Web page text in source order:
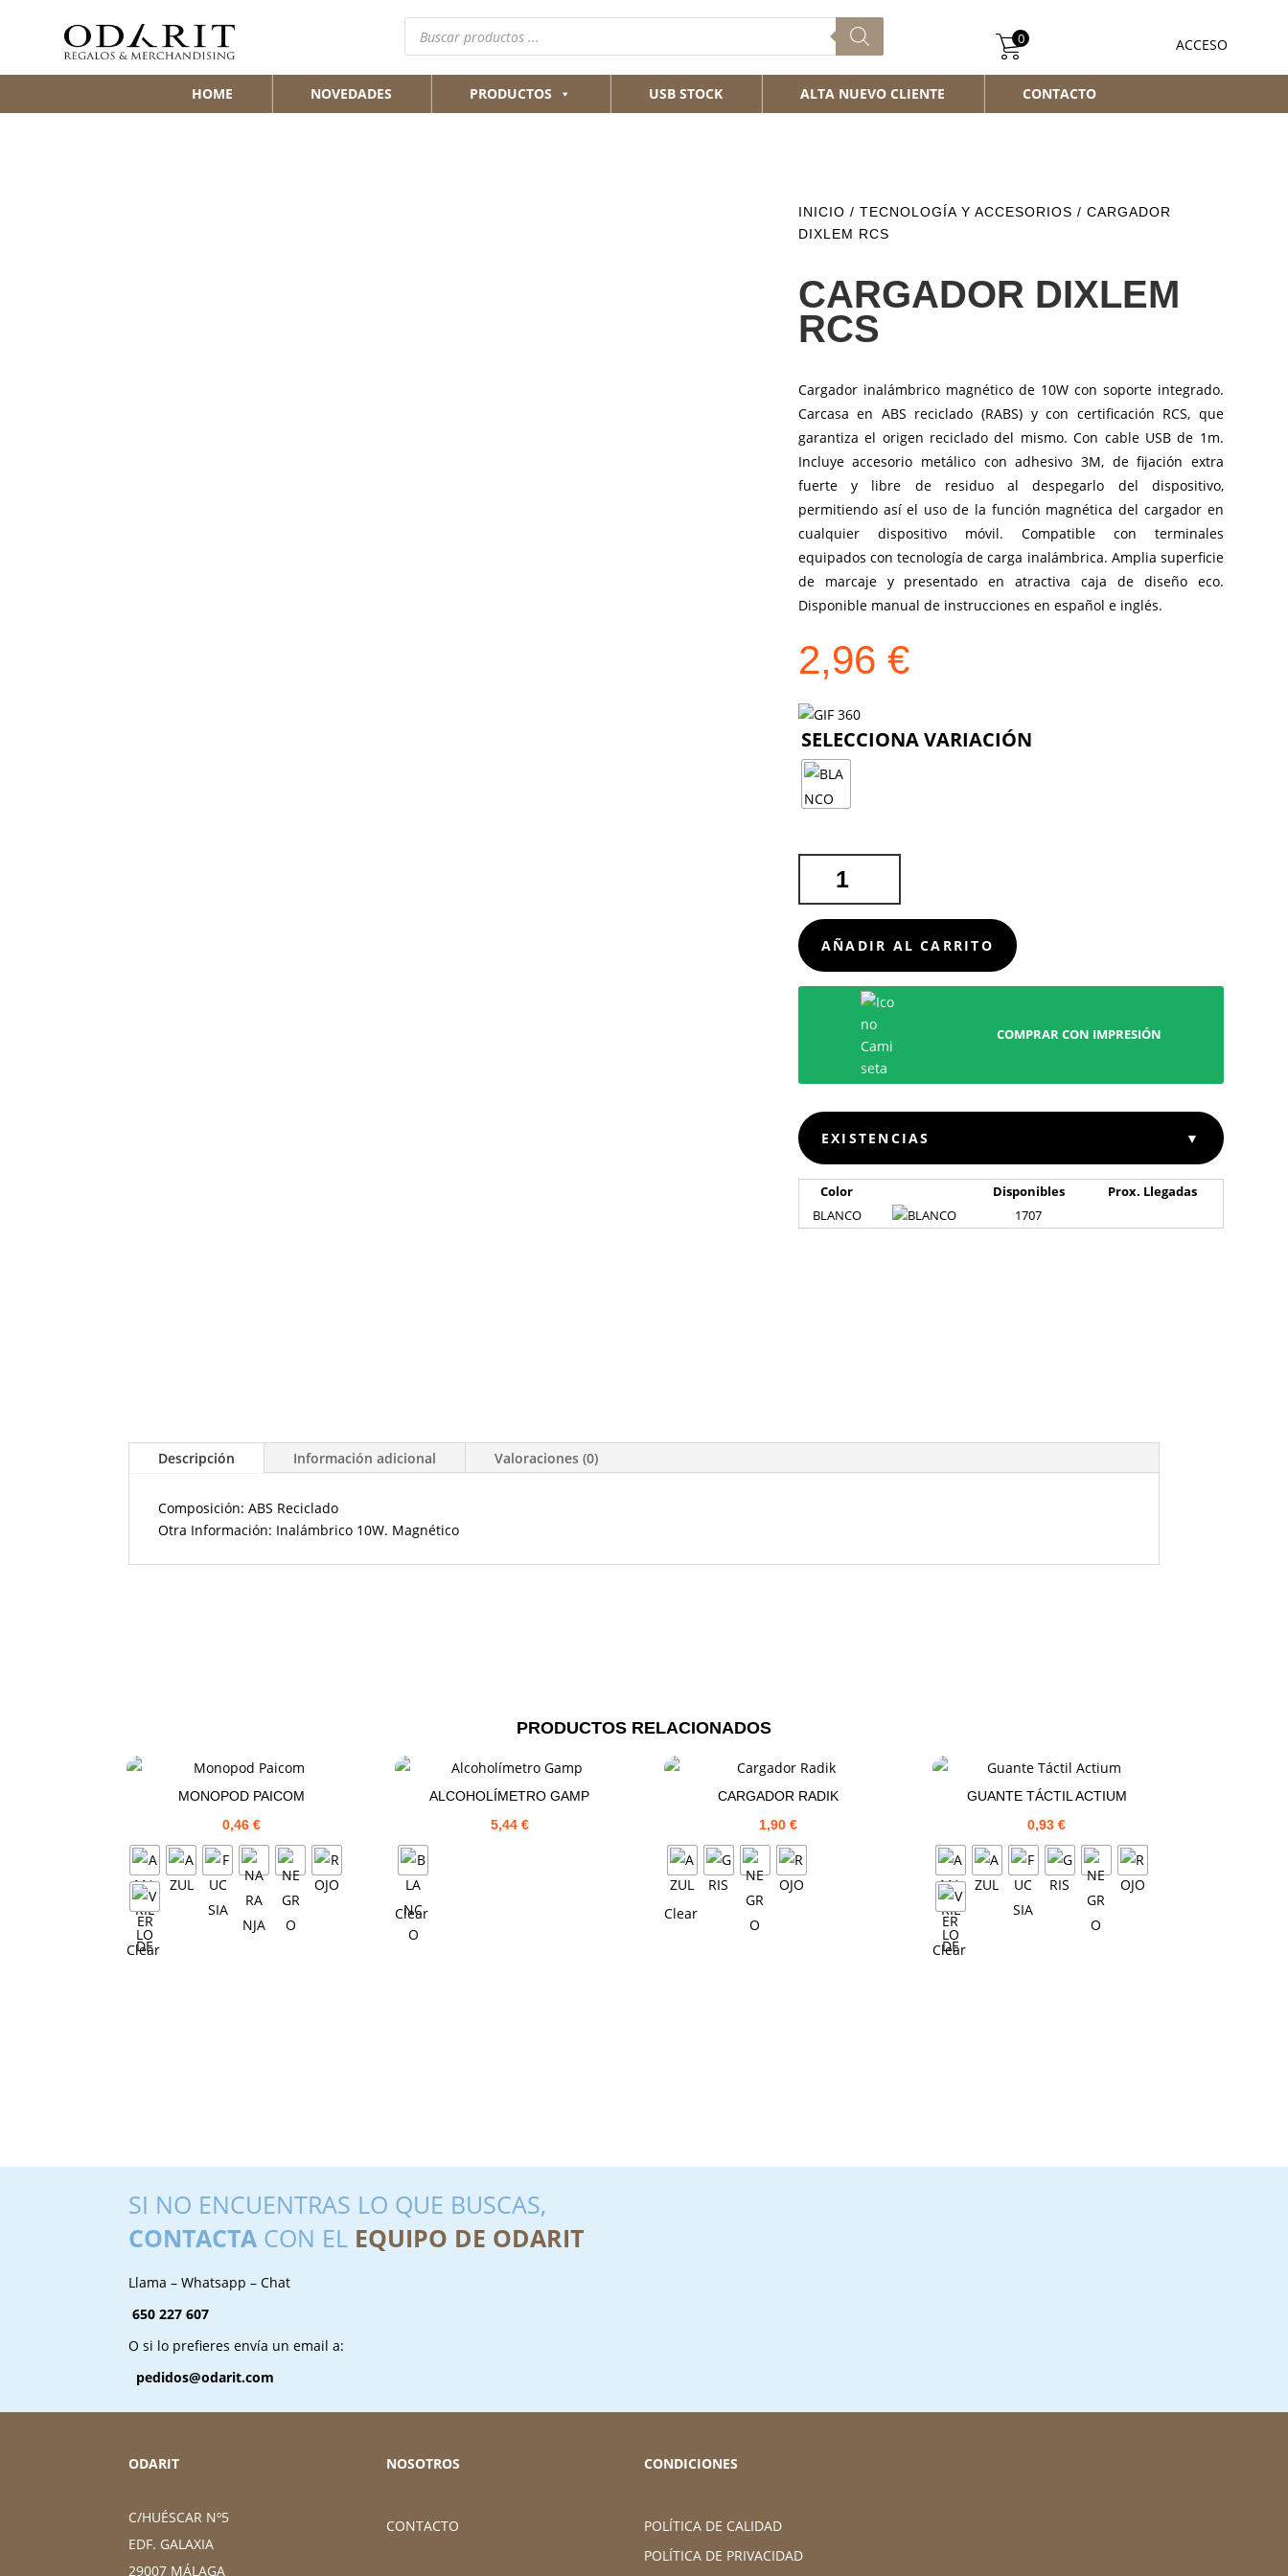
Búsqueda
productos ACCESO
0
HOME NOVEDADES PRODUCTOS USB STOCK ALTA NUEVO CLIENTE CONTACTO
INICIO / TECNOLOGÍA Y ACCESORIOS / CARGADOR
DIXLEM RCS
CARGADOR DIXLEM
RCS
Cargador inalámbrico magnético de 10W con soporte integrado.
Carcasa en ABS reciclado (RABS) y con certificación RCS, que
garantiza el origen reciclado del mismo. Con cable USB de 1m.
Incluye accesorio metálico con adhesivo 3M, de fijación extra
fuerte y libre de residuo al despegarlo del dispositivo,
permitiendo así el uso de la función magnética del cargador en
cualquier dispositivo móvil. Compatible con terminales
equipados con tecnología de carga inalámbrica. Amplia superficie
de marcaje y presentado en atractiva caja de diseño eco.
Disponible manual de instrucciones en español e inglés.
2,96 €
DIXLEM
RCS
CANTIDAD
AÑADIR AL CARRITO
COMPRAR CON IMPRESIÓN
EXISTENCIAS ▼
Color Disponibles
Prox. Llegadas
BLANCO
1707
Descripción Información adicional Valoraciones (0)
Composición: ABS Reciclado
Otra Información: Inalámbrico 10W. Magnético
PRODUCTOS RELACIONADOS
MONOPOD PAICOM
0,46 €
Clear
ALCOHOLÍMETRO GAMP
5,44 €
Clear
CARGADOR RADIK
1,90€
Clear
GUANTE TÁCTIL ACTIUM
0,93€
Clear
SI NO ENCUENTRAS LO QUE BUSCAS,
CONTACTA CON EL EQUIPO DE ODARIT
Llama – Whatsapp – Chat
650 227 607
O si lo prefieres envía un email a:
pedidos@odarit.com
ODARIT
C/HUÉSCAR Nº5
EDF. GALAXIA
29007 MÁLAGA
NOSOTROS
CONTACTO
CONDICIONES
POLÍTICA DE CALIDAD
POLÍTICA DE PRIVACIDAD